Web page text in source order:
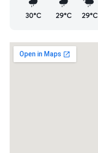
30°C 29°C 29°C